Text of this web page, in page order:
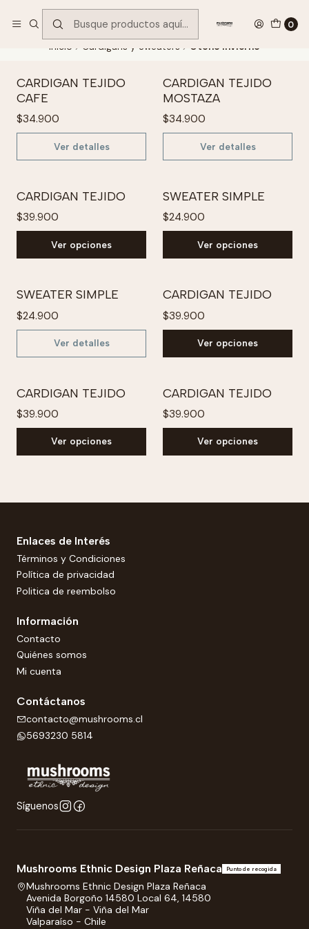
0
Inicio Cardigans y Sweaters Otoño Invierno
Agotado
CARDIGAN TEJIDO
CAFE
$34.900
Ver detalles
Agotado
CARDIGAN TEJIDO
MOSTAZA
$34.900
Ver detalles
CARDIGAN TEJIDO
$39.900
Ver opciones
SWEATER SIMPLE
$24.900
Ver opciones
Agotado
SWEATER SIMPLE
$24.900
Ver detalles
CARDIGAN TEJIDO
$39.900
Ver opciones
CARDIGAN TEJIDO
$39.900
Ver opciones
CARDIGAN TEJIDO
$39.900
Ver opciones
Enlaces de Interés
Términos y Condiciones
Política de privacidad
Politica de reembolso
Información
Contacto
Quiénes somos
Mi cuenta
Contáctanos
contacto@mushrooms.cl
5693230 5814
Síguenos
Mushrooms Ethnic Design Plaza Reñaca Punto de recogida
Mushrooms Ethnic Design Plaza Reñaca
Avenida Borgoño 14580 Local 64, 14580
Viña del Mar - Viña del Mar
Valparaíso - Chile